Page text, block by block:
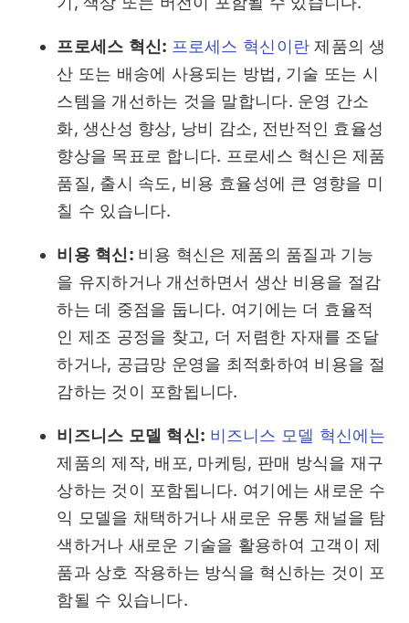
프로세스 혁신: 프로세스 혁신이란 제품의 생
산 또는 배송에 사용되는 방법, 기술 또는 시
스템을 개선하는 것을 말합니다. 운영 간소
화, 생산성 향상, 낭비 감소, 전반적인 효율성
향상을 목표로 합니다. 프로세스 혁신은 제품
품질, 출시 속도, 비용 효율성에 큰 영향을 미
칠 수 있습니다.
비용 혁신:비용 혁신은 제품의 품질과 기능
을 유지하거나 개선하면서 생산 비용을 절감
하는 데 중점을 둡니다. 여기에는 더 효율적
인 제조 공정을 찾고, 더 저렴한 자재를 조달
하거나, 공급망 운영을 최적화하여 비용을 절
감하는 것이 포함됩니다.
비즈니스 모델 혁신: 비즈니스 모델 혁신에는
제품의 제작, 배포, 마케팅, 판매 방식을 재구
상하는 것이 포함됩니다. 여기에는 새로운 수
익 모델을 채택하거나 새로운 유통 채널을 탐
색하거나 새로운 기술을 활용하여 고객이 제
품과 상호 작용하는 방식을 혁신하는 것이 포
함될 수 있습니다.